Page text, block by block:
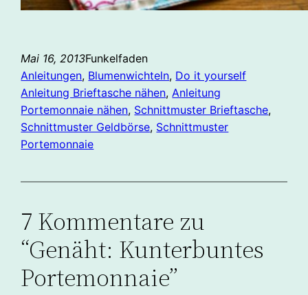
Mai 16, 2013Funkelfaden
Anleitungen, Blumenwichteln, Do it yourself
Anleitung Brieftasche nähen, Anleitung
Portemonnaie nähen, Schnittmuster Brieftasche
Schnittmuster Geldbörse, Schnittmuster
Portemonnaie
7 Kommentare zu
“Genäht: Kunterbuntes
Portemonnaie”